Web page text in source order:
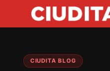
CIUDITA BLOG